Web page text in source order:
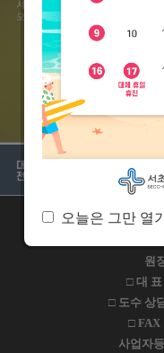
주소 : 서울특별시 서
원
□ 대 표
□ 도수 상
□
사업자
오늘은 그만 열기